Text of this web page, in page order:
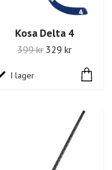
Kosa Delta 4
399 kr 329 kr
I lager